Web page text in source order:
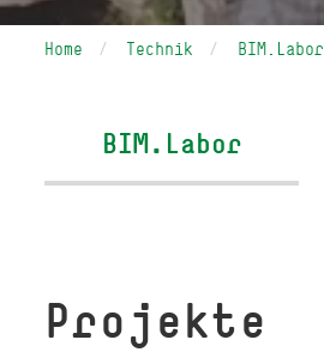
Home Technik BIM.Labor
BIM.Labor
Projekte